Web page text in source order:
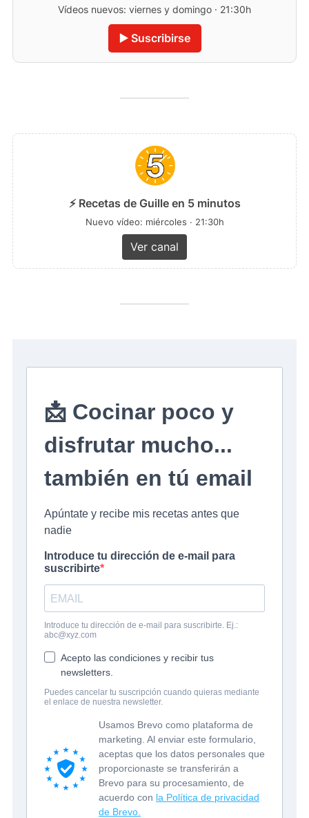
Vídeos nuevos: viernes y domingo · 21:30h
▶️ Suscribirse
⚡ Recetas de Guille en 5 minutos
Nuevo vídeo: miércoles · 21:30h
Ver canal